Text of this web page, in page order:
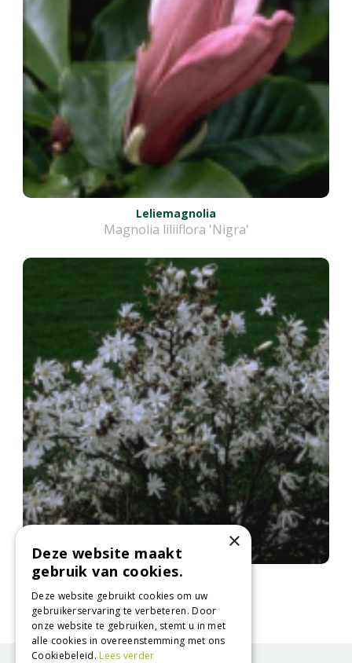
Leliemagnolia
Magnolia liliiflora 'Nigra'
Stermagnolia
Magnolia stellata
×
Deze website maakt
gebruik van cookies.
Deze website gebruikt cookies om uw
gebruikerservaring te verbeteren. Door
onze website te gebruiken, stemt u in met
alle cookies in overeenstemming met ons
Cookiebeleid.Lees verder